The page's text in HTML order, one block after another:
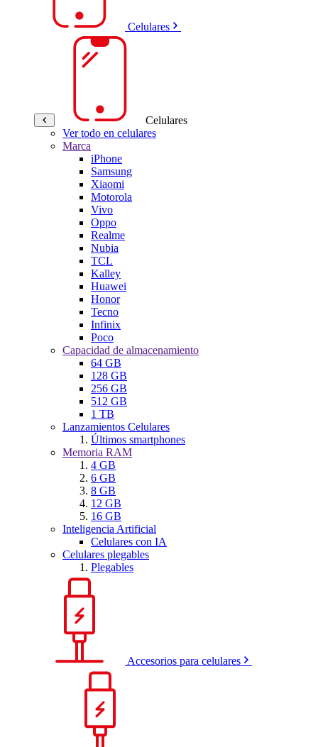
Celulares
Celulares
Ver todo en celulares
Marca
iPhone
Samsung
Xiaomi
Motorola
Vivo
Oppo
Realme
Nubia
TCL
Kalley
Huawei
Honor
Tecno
Infinix
Poco
Capacidad de almacenamiento
64 GB
128 GB
256 GB
512 GB
1 TB
Lanzamientos Celulares
Últimos smartphones
Memoria RAM
4 GB
6 GB
8 GB
12 GB
16 GB
Inteligencia Artificial
Celulares con IA
Celulares plegables
Plegables
Accesorios para celulares